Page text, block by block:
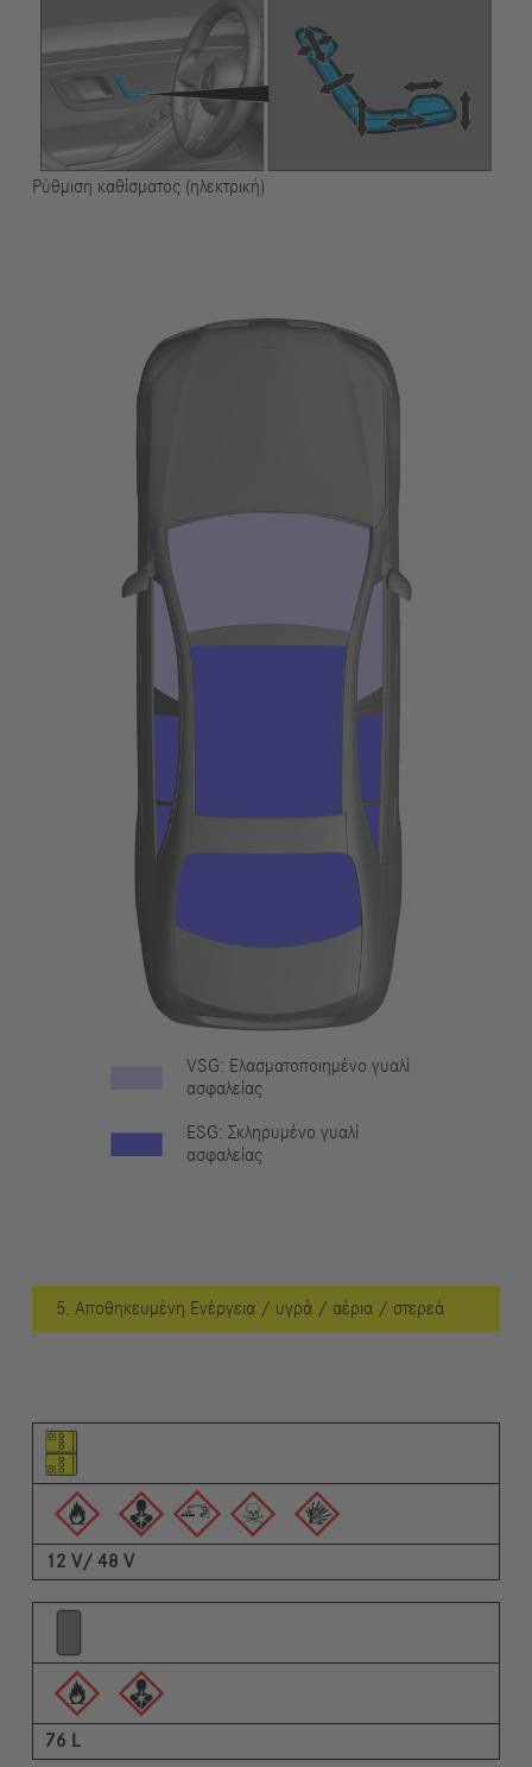
Ρύθμιση καθίσματος (ηλεκτρική)
VSG: Ελασματοποιημένο γυαλί
ασφαλείας
ESG: Σκληρυμένο γυαλί
ασφαλείας
5. Αποθηκευμένη Ενέργεια / υγρά / αέρια / στερεά
Εικονόγραμμα του στοιχείου
Εικονογράμματα των προειδοποιήσεων
Περιγραφή
12 V/ 48 V
76 L